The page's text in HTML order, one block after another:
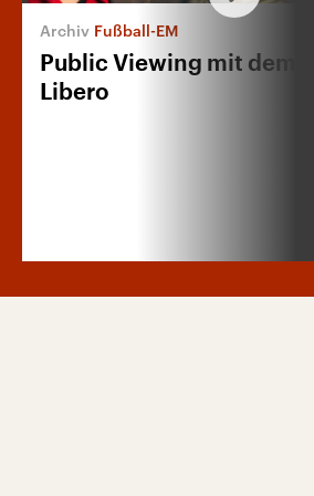
Fußball-EM
Public Viewing mit dem
Libero